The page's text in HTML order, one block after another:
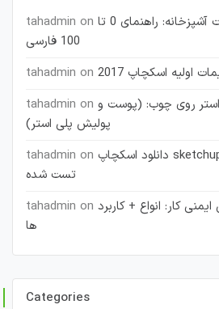
tahadmin on آموزش طراحی کابینت آشپزخانه: راهنمای 0 تا
100 فارسی
tahadmin on
اولیه اسکچاپ 2017
tahadmin on روی چوب: (پوست و
پولیش پلی استر)
tahadmin on دانلود اسکچاپ sketchup 2019 + کرک 100%
تست شده
tahadmin on کار: انواع + کاربرد
ها
Categories